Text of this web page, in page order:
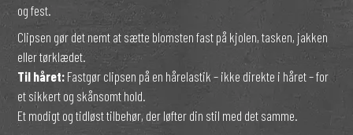
og fest.
Clipsen gør det nemt at sætte blomsten fast på kjolen, tasken, jakken
eller tørklædet.
Til håret: Fastgør clipsen på en hårelastik – ikke direkte i håret – for
et sikkert og skånsomt hold.
Et modigt og tidløst tilbehør, der løfter din stil med det samme.